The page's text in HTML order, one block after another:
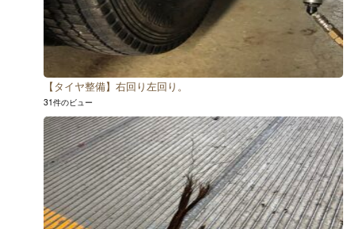
【タイヤ整備】右回り左回り。
31件のビュー